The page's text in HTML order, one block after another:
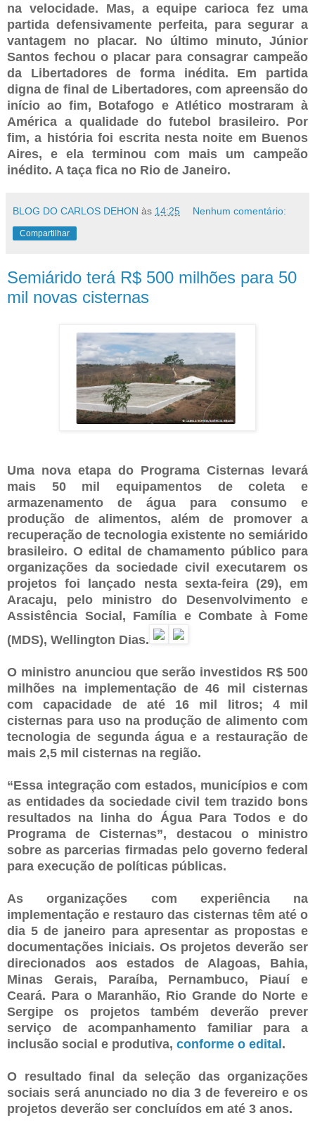
na velocidade. Mas, a equipe carioca fez uma
partida defensivamente perfeita, para segurar a
vantagem no placar. No último minuto, Júnior
Santos fechou o placar para consagrar campeão
da Libertadores de forma inédita. Em partida
digna de final de Libertadores, com apreensão do
início ao fim, Botafogo e Atlético mostraram à
América a qualidade do futebol brasileiro. Por
fim, a história foi escrita nesta noite em Buenos
Aires, e ela terminou com mais um campeão
inédito. A taça fica no Rio de Janeiro.
BLOG DO CARLOS DEHON às 14:25 Nenhum comentário:
Compartilhar
Semiárido terá R$ 500 milhões para 50
mil novas cisternas
Uma nova etapa do Programa Cisternas levará
mais 50 mil equipamentos de coleta e
armazenamento de água para consumo e
produção de alimentos, além de promover a
recuperação de tecnologia existente no semiárido
brasileiro. O edital de chamamento público para
organizações da sociedade civil executarem os
projetos foi lançado nesta sexta-feira (29), em
Aracaju, pelo ministro do Desenvolvimento e
Assistência Social, Família e Combate à Fome
(MDS), Wellington Dias.
O ministro anunciou que serão investidos R$ 500
milhões na implementação de 46 mil cisternas
com capacidade de até 16 mil litros; 4 mil
cisternas para uso na produção de alimento com
tecnologia de segunda água e a restauração de
mais 2,5 mil cisternas na região.
“Essa integração com estados, municípios e com
as entidades da sociedade civil tem trazido bons
resultados na linha do Água Para Todos e do
Programa de Cisternas”, destacou o ministro
sobre as parcerias firmadas pelo governo federal
para execução de políticas públicas.
As organizações com experiência na
implementação e restauro das cisternas têm até o
dia 5 de janeiro para apresentar as propostas e
documentações iniciais. Os projetos deverão ser
direcionados aos estados de Alagoas, Bahia,
Minas Gerais, Paraíba, Pernambuco, Piauí e
Ceará. Para o Maranhão, Rio Grande do Norte e
Sergipe os projetos também deverão prever
serviço de acompanhamento familiar para a
inclusão social e produtiva, conforme o edital.
O resultado final da seleção das organizações
sociais será anunciado no dia 3 de fevereiro e os
projetos deverão ser concluídos em até 3 anos.